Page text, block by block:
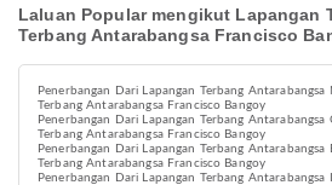
Laluan Popular mengikut Lapangan
Terbang Antarabangsa Francisco
Penerbangan Dari Lapangan Terbang
Terbang Antarabangsa Francisco Bangoy
Penerbangan Dari Lapangan Terbang Antarabangsa
Terbang Antarabangsa Francisco Bangoy
Penerbangan Dari Lapangan Terbang Antarabangsa
Terbang Antarabangsa Francisco Bangoy
Penerbangan Dari Lapangan Terbang Antarabangsa